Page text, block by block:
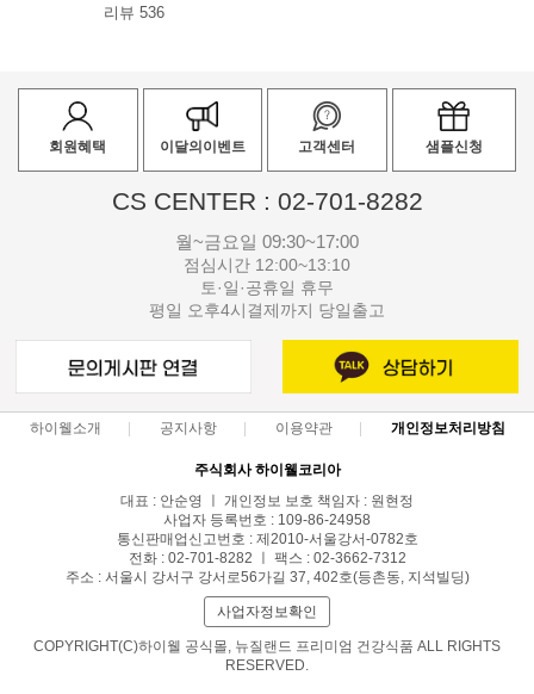
리뷰 536
회원혜택 이달의이벤트 고객센터 샘플신청
CS CENTER : 02-701-8282
월~금요일 09:30~17:00
점심시간 12:00~13:10
토·일·공휴일 휴무
평일 오후4시결제까지 당일출고
하이웰소개 공지사항 이용약관 개인정보처리방침
주식회사 하이웰코리아
대표 : 안순영 ㅣ 개인정보 보호 책임자 : 원현정
사업자 등록번호 : 109-86-24958
통신판매업신고번호 : 제2010-서울강서-0782호
전화 : 02-701-8282 ㅣ 팩스 : 02-3662-7312
주소 : 서울시 강서구 강서로56가길 37, 402호(등촌동, 지석빌딩)
사업자정보확인
COPYRIGHT(C)하이웰 공식몰, 뉴질랜드 프리미엄 건강식품 ALL RIGHTS
RESERVED.